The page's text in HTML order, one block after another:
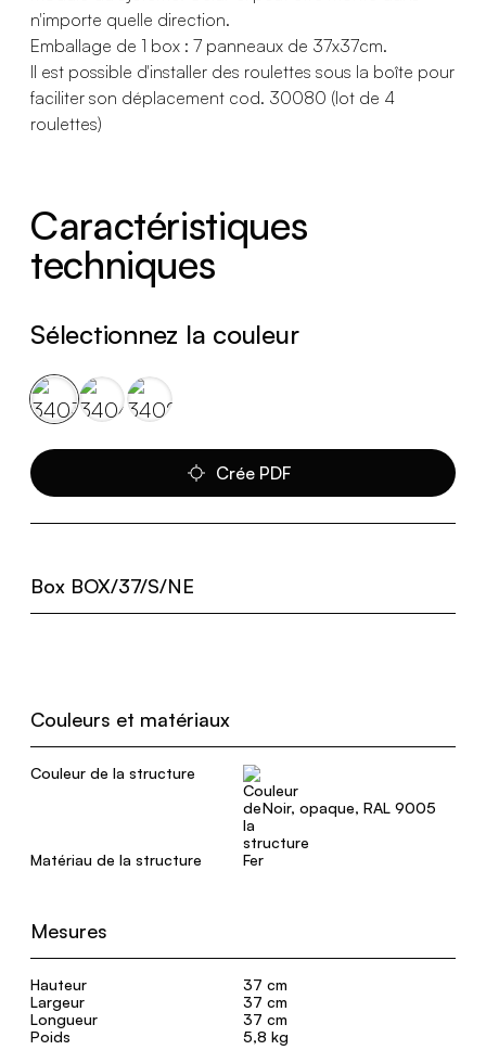
n'importe quelle direction.
Emballage de 1 box : 7 panneaux de 37x37cm.
Il est possible d'installer des roulettes sous la boîte pour
faciliter son déplacement cod. 30080 (lot de 4
roulettes)
Caractéristiques
techniques
Sélectionnez la couleur
Crée PDF
Box BOX/37/S/NE
Couleurs et matériaux
Couleur de la structure
Noir, opaque, RAL 9005
Matériau de la structure Fer
Mesures
Hauteur
37 cm
Largeur
37 cm
Longueur
37 cm
Poids
5,8 kg